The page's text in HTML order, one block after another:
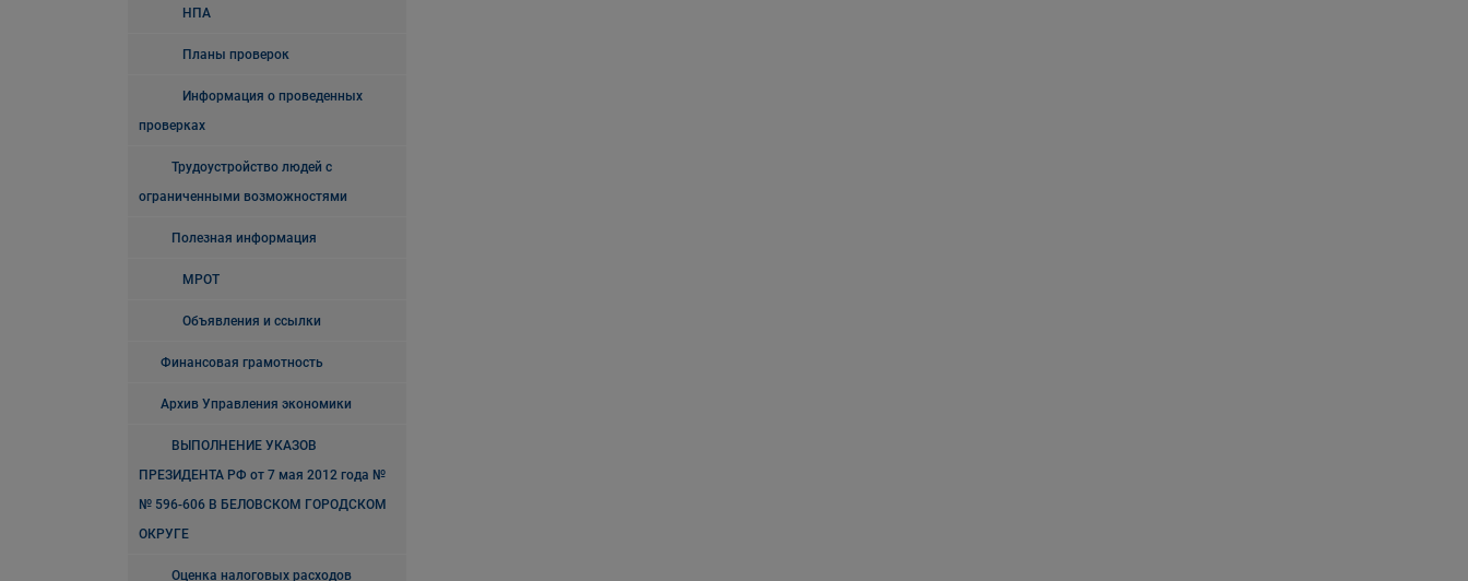
НПА
Планы проверок
Информация о проведенных
проверках
Трудоустройство людей с
ограниченными возможностями
Полезная информация
МРОТ
Объявления и ссылки
Финансовая грамотность
Архив Управления экономики
ВЫПОЛНЕНИЕ УКАЗОВ
ПРЕЗИДЕНТА РФ от 7 мая 2012 года №
№ 596-606 В БЕЛОВСКОМ ГОРОДСКОМ
ОКРУГЕ
Оценка налоговых расходов